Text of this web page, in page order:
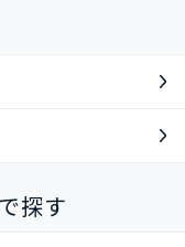
探す